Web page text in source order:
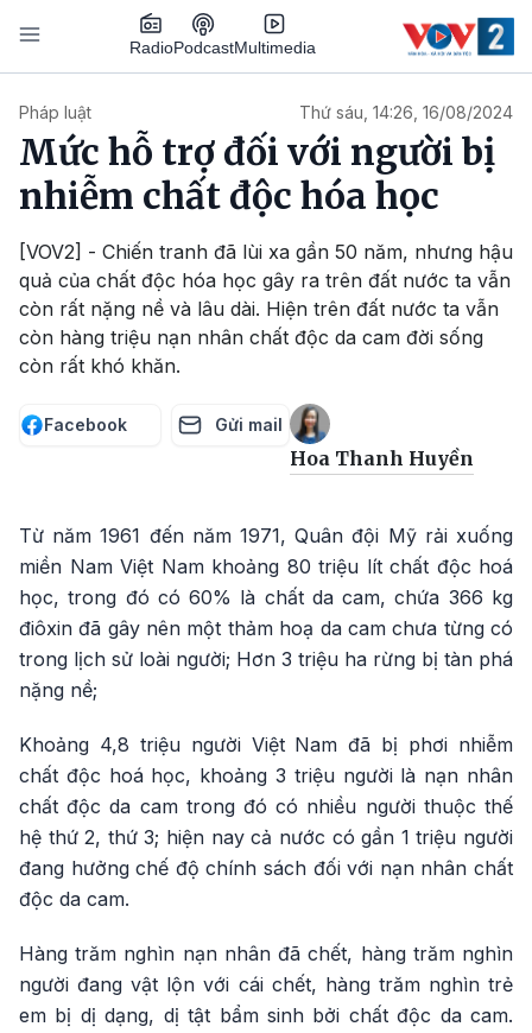
Nhảy đến nội dung
RadioPodcastMultimedia
Pháp luật Thứ sáu, 14:26, 16/08/2024
Mức hỗ trợ đối với người bị
nhiễm chất độc hóa học
[VOV2] - Chiến tranh đã lùi xa gần 50 năm, nhưng hậu
quả của chất độc hóa học gây ra trên đất nước ta vẫn
còn rất nặng nề và lâu dài. Hiện trên đất nước ta vẫn
còn hàng triệu nạn nhân chất độc da cam đời sống
còn rất khó khăn.
Facebook Gửi mail
Hoa Thanh Huyền
Từ năm 1961 đến năm 1971, Quân đội Mỹ rải xuống
miền Nam Việt Nam khoảng 80 triệu lít chất độc hoá
học, trong đó có 60% là chất da cam, chứa 366 kg
điôxin đã gây nên một thảm hoạ da cam chưa từng có
trong lịch sử loài người; Hơn 3 triệu ha rừng bị tàn phá
nặng nề;
Khoảng 4,8 triệu người Việt Nam đã bị phơi nhiễm
chất độc hoá học, khoảng 3 triệu người là nạn nhân
chất độc da cam trong đó có nhiều người thuộc thế
hệ thứ 2, thứ 3; hiện nay cả nước có gần 1 triệu người
đang hưởng chế độ chính sách đối với nạn nhân chất
độc da cam.
Hàng trăm nghìn nạn nhân đã chết, hàng trăm nghìn
người đang vật lộn với cái chết, hàng trăm nghìn trẻ
em bị dị dạng, dị tật bẩm sinh bởi chất độc da cam.